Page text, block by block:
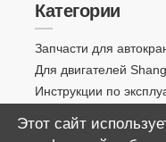
Категории
Запчасти для
Для двигателей
Инструкции по
Этот сайт